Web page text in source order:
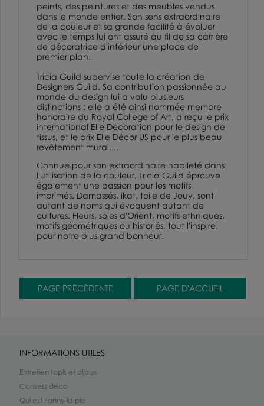
peints, des peintures et des meubles vendus
dans le monde entier. Son sens extraordinaire
de la couleur et sa grande facilité à évoluer
avec le temps lui ont assuré au fil de sa carrière
de décoratrice d'intérieur une place de
premier plan.
Tricia Guild supervise toute la création de
Designers Guild. Sa contribution passionnée au
monde du design lui a valu plusieurs
distinctions : elle a été ainsi nommée membre
honoraire du Royal College of Art, a reçu le prix
international Elle Décoration pour le design de
tissus, et le prix Elle Décor US pour le plus beau
revêtement mural....
Connue pour son extraordinaire habileté dans
l'utilisation de la couleur, Tricia Guild éprouve
également une passion pour les motifs
imprimés. Damassés, ikat, toile de Jouy, sont
autant de noms qui évoquent autant de
cultures. Fleurs, soies d'Orient, motifs ethniques,
motifs géométriques ou historiés, tout l'inspire,
pour notre plus grand bonheur.
INFORMATIONS UTILES
Entretien tapis et bijoux
Conseils déco
Qui est Fanny-la-pie